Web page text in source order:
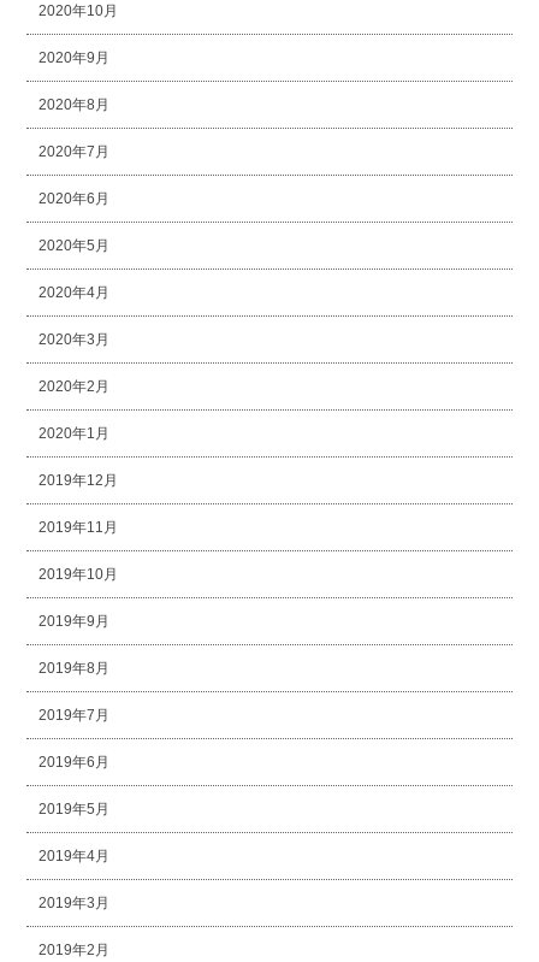
2020年10月
2020年9月
2020年8月
2020年7月
2020年6月
2020年5月
2020年4月
2020年3月
2020年2月
2020年1月
2019年12月
2019年11月
2019年10月
2019年9月
2019年8月
2019年7月
2019年6月
2019年5月
2019年4月
2019年3月
2019年2月